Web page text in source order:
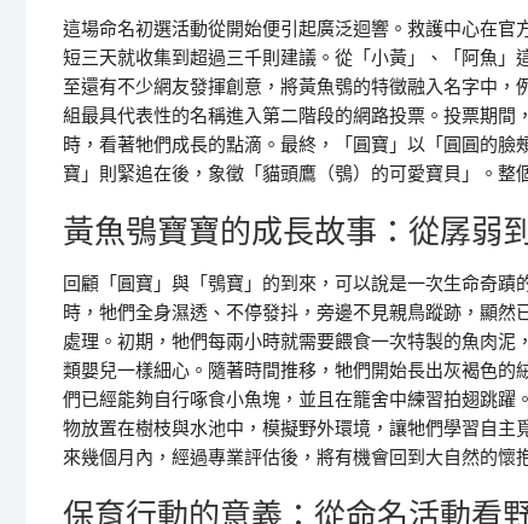
這場命名初選活動從開始便引起廣泛迴響。救護中心在
短三天就收集到超過三千則建議。從「小黃」、「阿魚
至還有不少網友發揮創意，將黃魚鴞的特徵融入名字中
組最具代表性的名稱進入第二階段的網路投票。投票期
時，看著牠們成長的點滴。最終，「圓寶」以「圓圓的
寶」則緊追在後，象徵「貓頭鷹（鴞）的可愛寶貝」。
黃魚鴞寶寶的成長故事：從孱弱
回顧「圓寶」與「鴞寶」的到來，可以說是一次生命奇
時，牠們全身濕透、不停發抖，旁邊不見親鳥蹤跡，顯
處理。初期，牠們每兩小時就需要餵食一次特製的魚肉
類嬰兒一樣細心。隨著時間推移，牠們開始長出灰褐色
們已經能夠自行啄食小魚塊，並且在籠舍中練習拍翅跳
物放置在樹枝與水池中，模擬野外環境，讓牠們學習自
來幾個月內，經過專業評估後，將有機會回到大自然的懷
保育行動的意義：從命名活動看